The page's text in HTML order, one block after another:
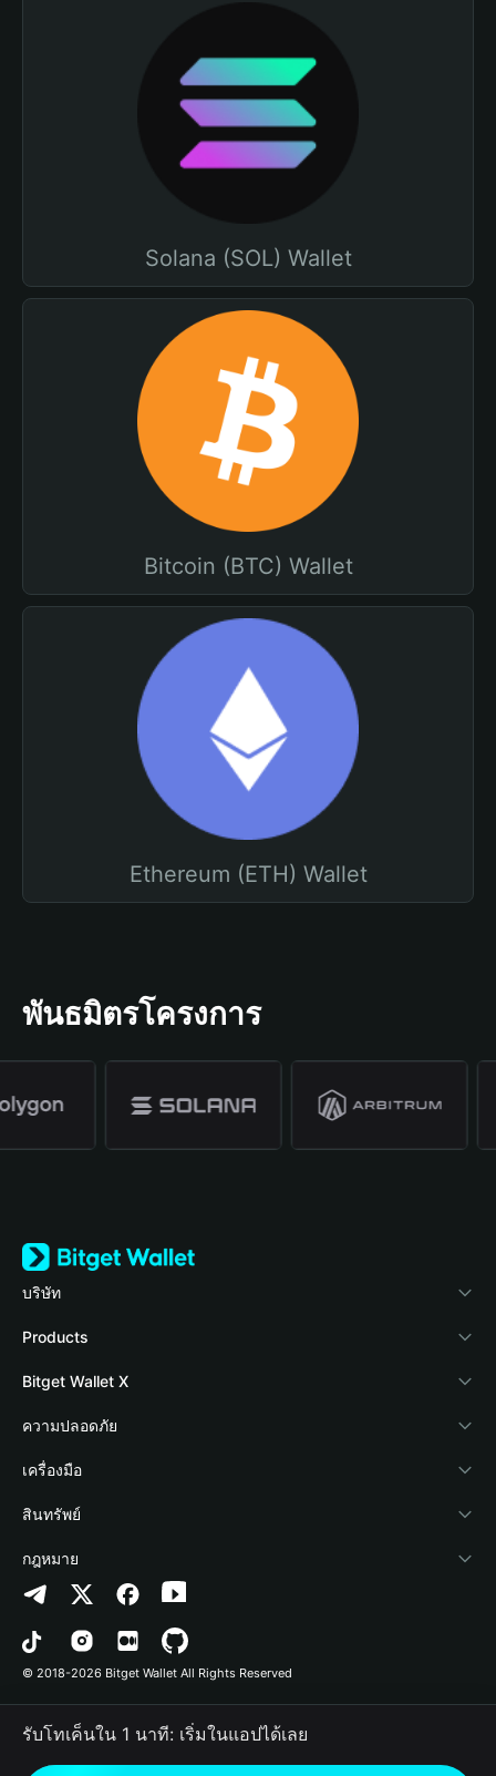
Solana (SOL) Wallet
Bitcoin (BTC) Wallet
Ethereum (ETH) Wallet
พันธมิตรโครงการ
บริษัท
เกี่ยวกับ Bitget Wallet
Blog
Academy
ข่าวสารด้านคริปโต
ศูนย์ช่วยเหลือ
ติดต่อเรา
ทรัพยากรข้อมูลของแบรนด์
อาชีพ
Products
Crypto Card
Stablecoin Earn
Payfi Crypto
Crypto Swap API
Altcoin Season Index
Prediction Markets
DApp
RWA
Bitget Wallet X
นักพัฒนา
เชื่อมต่อ Wallet
Bitget Wallet Pay
ลิสต์โปรเจกต์
ความปลอดภัย
Protection Fund
เทคโนโลยีความปลอดภัย
เครื่องมือ
ซื้อคริปโต
การตรวจจับการอนุญาต
การตรวจจับสัญญา
การโอนเป็นชุด
สินทรัพย์
Arbitrum
Avalanche
Bitcoin
Polygon
กฎหมาย
นโยบายความเป็นส่วนตัว
ข้อตกลงในการใช้บริการ
© 2018-2026 Bitget Wallet All Rights Reserved
รับโทเค็นใน 1 นาที: เริ่มในแอปได้เลย